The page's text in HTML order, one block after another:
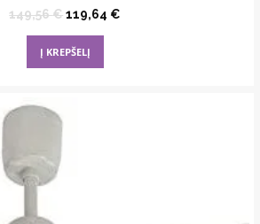
149,56€Original
was:
149,56 €.
119,64 €
Į KREPŠELĮ